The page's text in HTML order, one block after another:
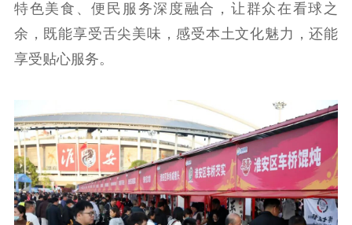
科研创新
服务管理平台
智库服务
管理平台
文艺创作
服务管理
文化产业
服务
理论宣讲
共建共享平台
政工继续教育学
习平台
责任编辑注册
业务申报系统
特色美食、便民服务深度融合，让群众在看球之
余，既能享受舌尖美味，感受本土文化魅力，还能
享受贴心服务。